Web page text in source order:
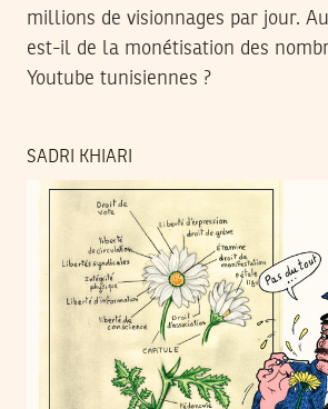
millions de visionnages par jour.
est-il de la monétisation des
Youtube tunisiennes ?
SADRI KHIARI